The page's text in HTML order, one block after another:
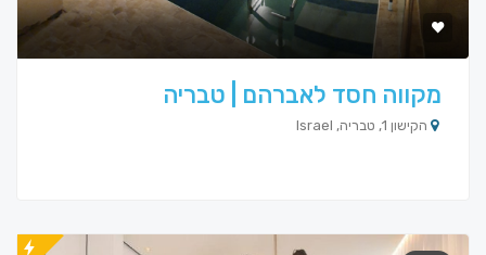
מקווה חסד לאברהם | טבריה
הקישון 1, טבריה, Israel